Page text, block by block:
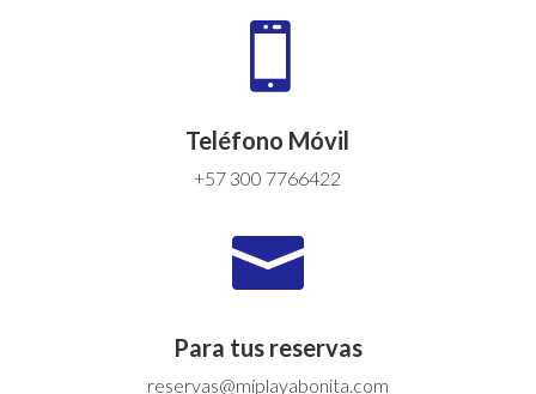

Teléfono Móvil
+57 300 7766422

Para tus reservas
reservas@miplayabonita.com